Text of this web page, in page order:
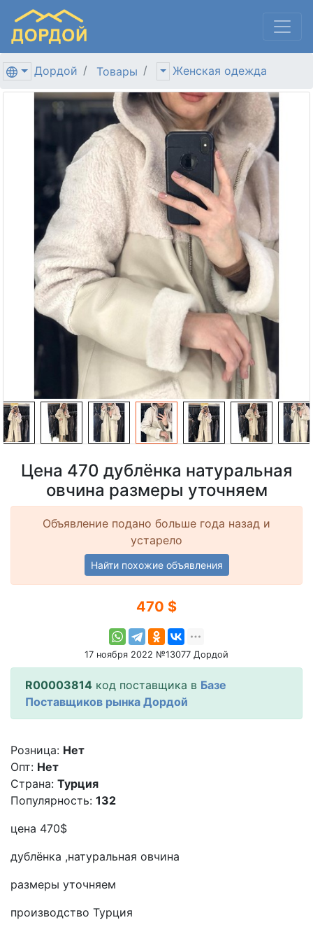
Дордой Товары Женская одежда
Цена 470 дублёнка натуральная
овчина размеры уточняем
Объявление подано больше года назад и
устарело
Найти похожие объявления
470 $
17 ноября 2022 №13077 Дордой
R00003814 код поставщика в Базе
Поставщиков рынка Дордой
Розница: Нет
Опт: Нет
Страна: Турция
Популярность: 132
цена 470$
дублёнка ,натуральная овчина
размеры уточняем
производство Турция